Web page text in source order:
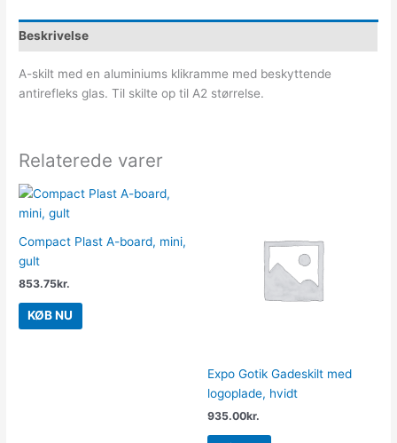
Beskrivelse
A-skilt med en aluminiums klikramme med beskyttende
antirefleks glas. Til skilte op til A2 størrelse.
Relaterede varer
Compact Plast A-board, mini,
gult
853.75kr.
KØB NU
Expo Gotik Gadeskilt med
logoplade, hvidt
935.00kr.